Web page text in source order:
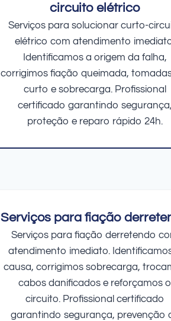
circuito elétrico
Serviços para solucionar curto-
elétrico com atendimento
Identificamos a origem da falha,
corrigimos fiação queimada,
curto e sobrecarga. Profissional
certificado garantindo segurança,
proteção e reparo rápido 24h.
Serviços para fiação
Serviços para fiação derretendo
atendimento imediato.
causa, corrigimos sobrecarga,
cabos danificados e reforçamos o
circuito. Profissional certificado
garantindo segurança, prevenção